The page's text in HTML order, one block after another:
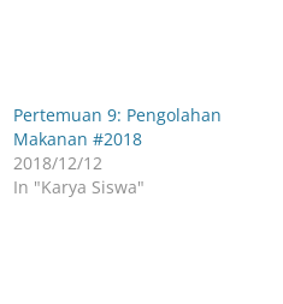
Pertemuan 9: Pengolahan
Makanan #2018
2018/12/12
In "Karya Siswa"